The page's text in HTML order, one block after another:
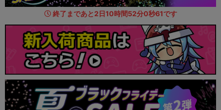
終了まであと2日10時間51分59秒32です